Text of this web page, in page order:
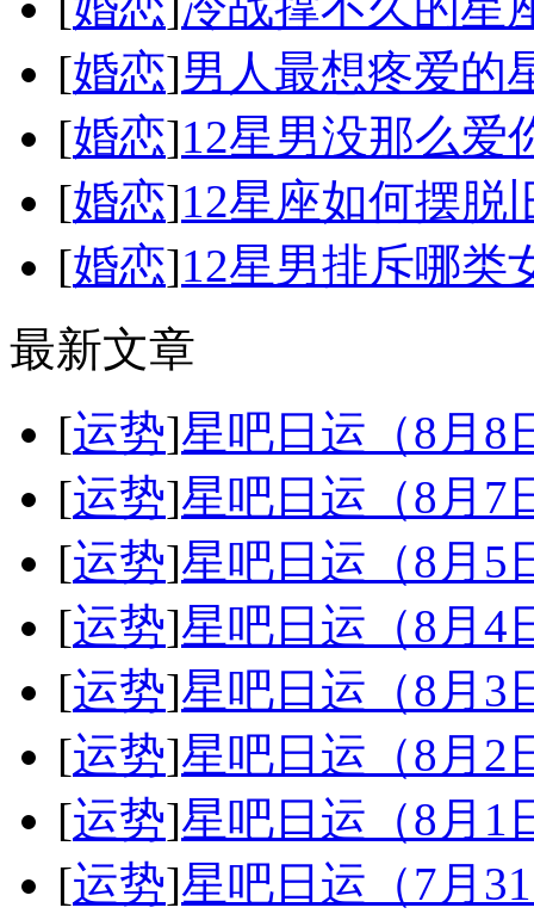
[婚恋]男人最想疼爱的
[婚恋]12星男没那么爱
[婚恋]12星座如何摆脱
[婚恋]12星男排斥哪类
最新文章
[运势]星吧日运（8月8
[运势]星吧日运（8月7
[运势]星吧日运（8月5
[运势]星吧日运（8月4
[运势]星吧日运（8月3
[运势]星吧日运（8月2
[运势]星吧日运（8月1
[运势]星吧日运（7月